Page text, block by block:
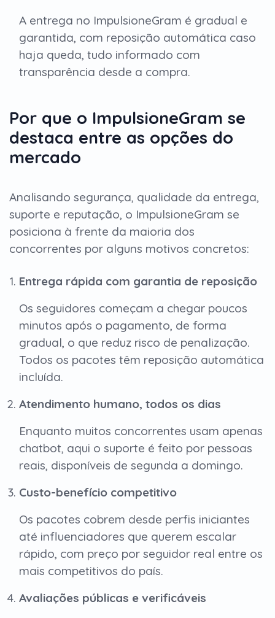
A entrega no ImpulsioneGram é gradual e
garantida, com reposição automática caso
haja queda, tudo informado com
transparência desde a compra.
Por que o ImpulsioneGram se
destaca entre as opções do
mercado
Analisando segurança, qualidade da entrega,
suporte e reputação, o ImpulsioneGram se
posiciona à frente da maioria dos
concorrentes por alguns motivos concretos:
Entrega rápida com garantia de reposição
Os seguidores começam a chegar poucos
minutos após o pagamento, de forma
gradual, o que reduz risco de penalização.
Todos os pacotes têm reposição automática
incluída.
Atendimento humano, todos os dias
Enquanto muitos concorrentes usam apenas
chatbot, aqui o suporte é feito por pessoas
reais, disponíveis de segunda a domingo.
Custo-benefício competitivo
Os pacotes cobrem desde perfis iniciantes
até influenciadores que querem escalar
rápido, com preço por seguidor real entre os
mais competitivos do país.
Avaliações públicas e verificáveis